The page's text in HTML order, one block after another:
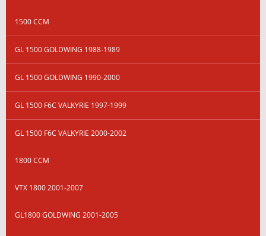
1500 CCM
GL 1500 GOLDWING 1988-1989
GL 1500 GOLDWING 1990-2000
GL 1500 F6C VALKYRIE 1997-1999
GL 1500 F6C VALKYRIE 2000-2002
1800 CCM
VTX 1800 2001-2007
GL1800 GOLDWING 2001-2005